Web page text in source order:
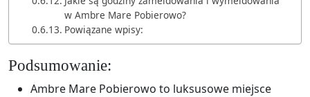
w Ambre Mare Pobierowo?
Powiązane wpisy:
Podsumowanie:
Ambre Mare Pobierowo to luksusowe miejsce